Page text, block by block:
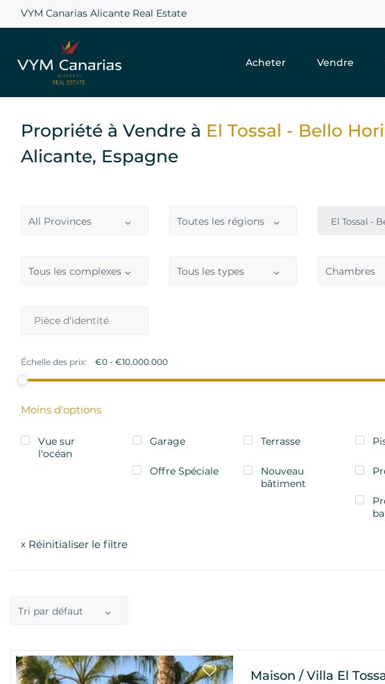
VYM Canarias Alicante Real Estate
Acheter Vendre
Propriété à Vendre à El Tossal - Bello
Alicante, Espagne
All Provinces Toutes les régions El Tossal -
Tous les complexes Tous les types Chambres
Échelle des prix:
Moins d'options
Vue sur
l'océan
Garage Terrasse
Offre Spéciale
Nouveau
bâtiment
x Réinitialiser le filtre
Tri par défaut
Maison / Villa El